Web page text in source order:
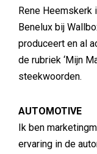
Rene Heemskerk
Benelux bij
produceert en al
de rubriek ‘Mijn
steekwoorden.
AUTOMOTIVE
Ik ben
ervaring in de